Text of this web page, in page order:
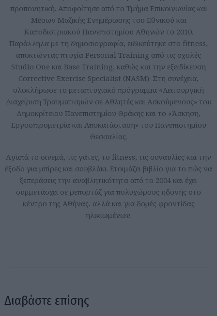
προπονητική. Αποφοίτησε από το Τμήμα Επικοινωνίας και
Μέσων Μαζικής Ενημέρωσης του Εθνικού και
Καποδιστριακού Πανεπιστημίου Αθηνών το 2010.
Παράλληλα με τη δημοσιογραφία, ειδικεύτηκε στο fitness,
αποκτώντας πτυχία Personal Training από τις σχολές
Studio One και Base Training, καθώς και την εξειδίκευση
Corrective Exercise Specialist (NASM). Στη συνέχεια,
ολοκλήρωσε το μεταπτυχιακό πρόγραμμα «Λειτουργική
Διαχείριση Τραυματισμών σε Αθλητές και Ασκούμενους» του
Δημοκρίτειου Πανεπιστημίου Θράκης και το «Άσκηση,
Εργοσπιρομετρία και Αποκατάσταση» του Πανεπιστημίου
Θεσσαλίας.
Aγαπά το σινεμά, τις γάτες, το fitness, τις συναυλίες και την
έξοδο για μπίρες και σουβλάκι. Ετοιμάζει βιβλίο για το πώς να
ξεπεράσεις την αναβλητικότητα από το 2004 και έχει
συμμετάσχει σε ρεπορτάζ για πολυχώρους ηδονής στο
κέντρο της Αθήνας, αλλά και για δομές φροντίδας
ηλικιωμένων.
Διαβάστε επίσης